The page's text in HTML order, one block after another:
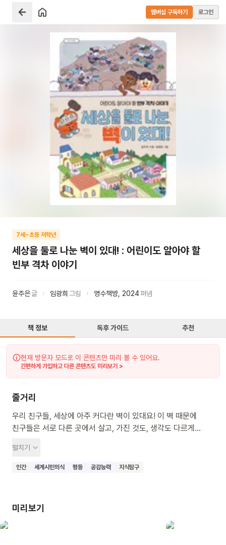
멤버십 구독하기 로그인
7세~초등 저학년
세상을 둘로 나눈 벽이 있대! : 어린이도 알아야 할
빈부 격차 이야기
윤주은글 임광희 그림 영수책방 2024펴냄
책 정보 독후 가이드 추천
현재 방문자 모드로 이 콘텐츠만 미리 볼 수 있어요.
간편하게 가입하고 다른 콘텐츠도 미리보기 >
줄거리
우리 친구들, 세상에 아주 커다란 벽이 있대요! 이 벽 때문에
친구들은 서로 다른 곳에서 살고, 가진 것도, 생각도 다르게
조금씩 허물 수 있대요. 이 책을 읽으며 우리 마음속에 따뜻한
나눔의 씨앗을 심어 보아요.
펼치기
인간 세계시민의식 평등 공감능력 지식탐구
미리보기